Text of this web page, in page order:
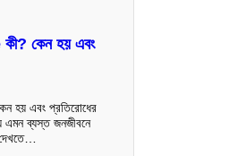
কেন হয় এবং
হয় এবং প্রতিরোধের
ব্যস্ত জনজীবনে